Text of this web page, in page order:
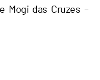
Mogi das Cruzes –